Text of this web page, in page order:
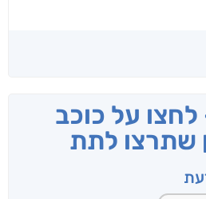
לחצו על כוכב
שתרצו לתת